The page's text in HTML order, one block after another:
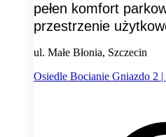
pełen komfort
przestrzenie
ul. Małe Błonia, Szczecin
Osiedle Bocianie Gniazdo 2